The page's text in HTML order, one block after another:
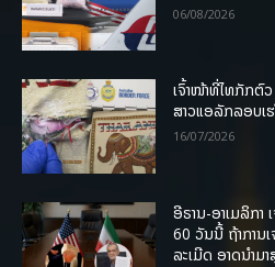
06/08/2026
ເຈົ້າໜ້າທີ່ໄທກັກຕົ
ສາວແອລັກລອບເ
16/07/2026
ອີຣານ-ອາເມລິກາ
60 ວັນນີ້ ຖ້າການ
ລະເມີດ ອາດນໍາມ